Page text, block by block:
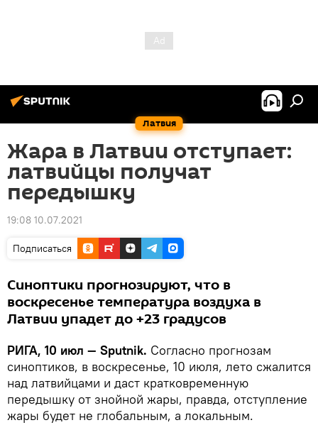
Латвия
Жара в Латвии отступает:
латвийцы получат
передышку
19:08 10.07.2021
Подписаться
Синоптики прогнозируют, что в
воскресенье температура воздуха в
Латвии упадет до +23 градусов
РИГА, 10 июл — Sputnik. Согласно прогнозам
синоптиков, в воскресенье, 10 июля, лето сжалится
над латвийцами и даст кратковременную
передышку от знойной жары, правда, отступление
жары будет не глобальным, а локальным.